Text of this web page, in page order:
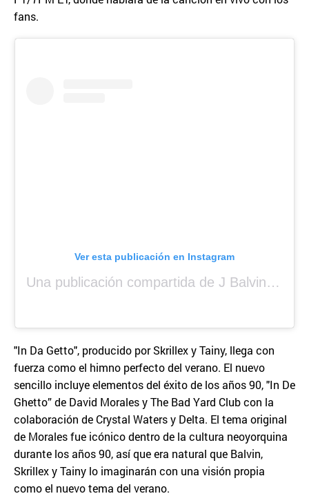
fans.
Ver esta publicación en Instagram
Una publicación compartida de J Balvin (@jbalvin)
"In Da Getto", producido por Skrillex y Tainy, llega con
fuerza como el himno perfecto del verano. El nuevo
sencillo incluye elementos del éxito de los años 90, "In De
Ghetto” de David Morales y The Bad Yard Club con la
colaboración de Crystal Waters y Delta. El tema original
de Morales fue icónico dentro de la cultura neoyorquina
durante los años 90, así que era natural que Balvin,
Skrillex y Tainy lo imaginarán con una visión propia
como el nuevo tema del verano.